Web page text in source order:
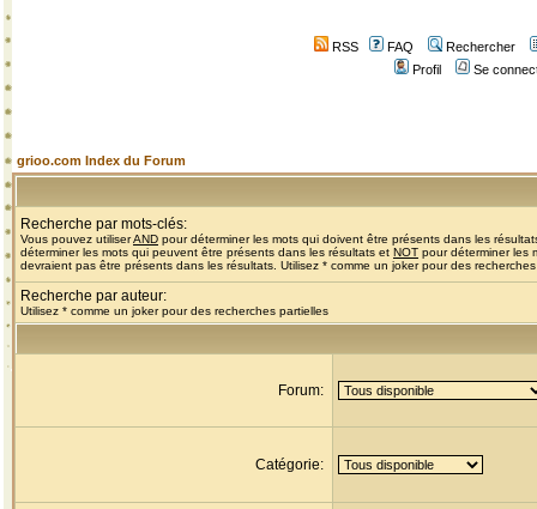
RSS FAQ
Rechercher
Profil
Se
grioo.com Index du Forum
Recherche par mots-clés:
Vous pouvez utiliserAND pour déterminer les mots qui doivent être présents dans les
déterminer les mots qui peuvent être présents dans les résultats et NOT pour déterminer les
devraient pas être présents dans les résultats. Utilisez * comme un joker pour des
Recherche par auteur:
Utilisez * comme un joker pour des recherches partielles
Forum:
Catégorie: